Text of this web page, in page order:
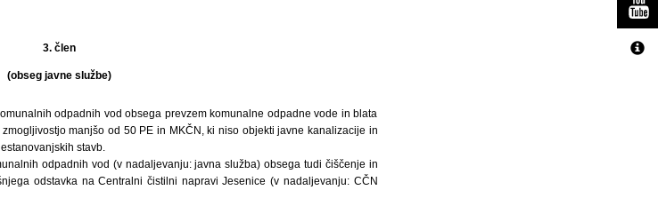
3. člen
(obseg javne službe)
odpadnih vod obsega prevzem komunalne odpadne vode in blata
manjšo od 50 PE in MKČN, ki niso objekti javne kanalizacije in
stavb.
odpadnih vod (v nadaljevanju: javna služba) obsega tudi čiščenje in
odstavka na Centralni čistilni napravi Jesenice (v nadaljevanju: CČN